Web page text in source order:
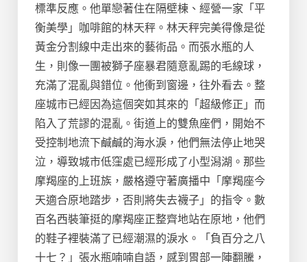
標準反應。他單戀著住在隔壁棟、經營一家「平
衡美學」咖啡館的林天秤。林天秤完美得像是從
黃金分割線中走出來的藝術品。而張水瓶的人
生，則像一團被獅子座暴君隨意亂踢的毛線球，
充滿了混亂與錯位。他衝到窗邊，往外看去。整
座城市已經因為這個突如其來的「超級修正」而
陷入了荒謬的混亂。街道上的雙魚座們，開始不
受控制地流下鹹鹹的海水淚，他們無法停止地哭
泣，導致城市低窪處已經形成了小型潟湖。那些
摩羯座的上班族，嚴格遵守著廣播中「摩羯座今
天適合原地踏步，否則將失去襪子」的指令。數
百名西裝筆挺的摩羯座正整齊地站在原地，他們
的鞋子裡裝滿了已經潮濕的淚水。「負百分之八
十七？」張水瓶喃喃自語，感到胃部一陣翻騰，